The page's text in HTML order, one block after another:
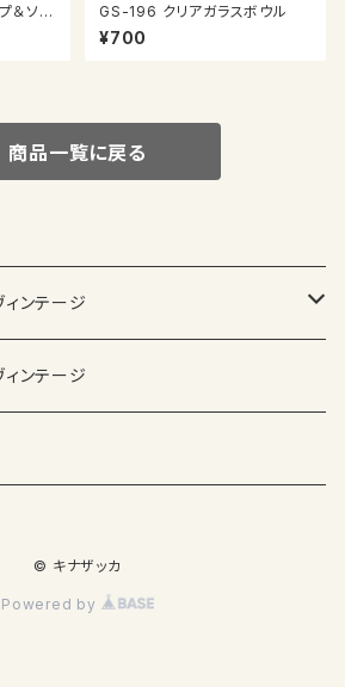
GS-196 クリアガラスボウル
¥700
商品一覧に戻る
ィンテージ
ィンテージ
© キナザッカ
Powered by